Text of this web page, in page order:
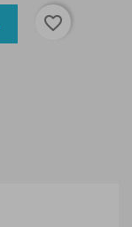
favorite_border